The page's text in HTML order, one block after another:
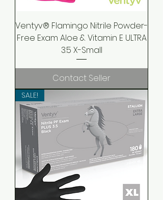
Ventyv® Flamingo Nitrile Powder-
Free Exam Aloe & Vitamin E ULTRA
3.5 X-Small
Contact Seller
SALE!